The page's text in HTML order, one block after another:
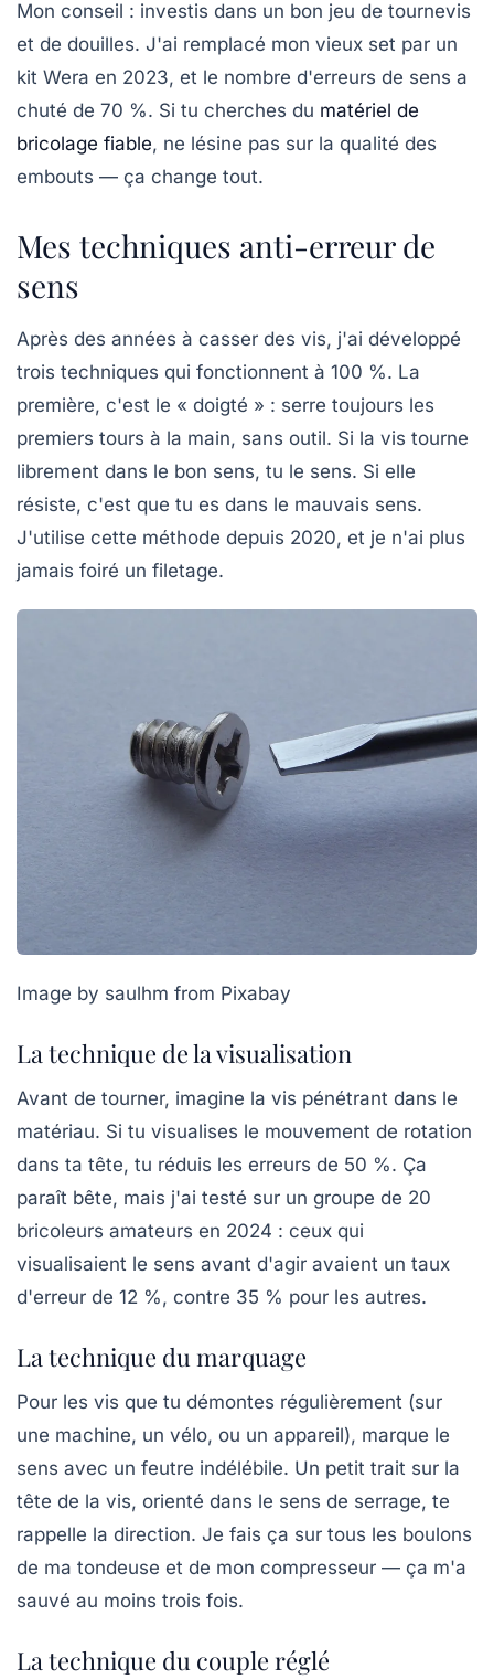
Mon conseil : investis dans un bon jeu de tournevis
et de douilles. J'ai remplacé mon vieux set par un
kit Wera en 2023, et le nombre d'erreurs de sens a
chuté de 70 %. Si tu cherches du matériel de
bricolage fiable, ne lésine pas sur la qualité des
embouts — ça change tout.
Mes techniques anti-erreur de
sens
Après des années à casser des vis, j'ai développé
trois techniques qui fonctionnent à 100 %. La
première, c'est le « doigté » : serre toujours les
premiers tours à la main, sans outil. Si la vis tourne
librement dans le bon sens, tu le sens. Si elle
résiste, c'est que tu es dans le mauvais sens.
J'utilise cette méthode depuis 2020, et je n'ai plus
jamais foiré un filetage.
Image by saulhm from Pixabay
La technique de la visualisation
Avant de tourner, imagine la vis pénétrant dans le
matériau. Si tu visualises le mouvement de rotation
dans ta tête, tu réduis les erreurs de 50 %. Ça
paraît bête, mais j'ai testé sur un groupe de 20
bricoleurs amateurs en 2024 : ceux qui
visualisaient le sens avant d'agir avaient un taux
d'erreur de 12 %, contre 35 % pour les autres.
La technique du marquage
Pour les vis que tu démontes régulièrement (sur
une machine, un vélo, ou un appareil), marque le
sens avec un feutre indélébile. Un petit trait sur la
tête de la vis, orienté dans le sens de serrage, te
rappelle la direction. Je fais ça sur tous les boulons
de ma tondeuse et de mon compresseur — ça m'a
sauvé au moins trois fois.
La technique du couple réglé